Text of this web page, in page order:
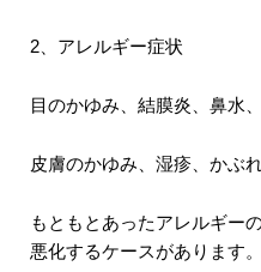
2、アレルギー症状
目のかゆみ、結膜炎、鼻水
皮膚のかゆみ、湿疹、かぶ
もともとあったアレルギー
悪化するケースがあります。